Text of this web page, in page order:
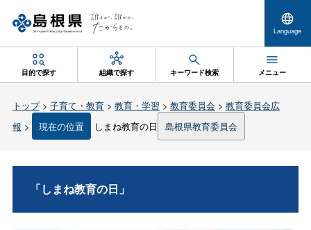
Language
目的で探す 組織で探す キーワード検索 メニュー
トップ> 子育て・教育> 教育・学習 > 教育委員会 > 教育委員会広
報 > 現在の位置 しまね教育の日 島根県教育委員会
「しまね教育の日」